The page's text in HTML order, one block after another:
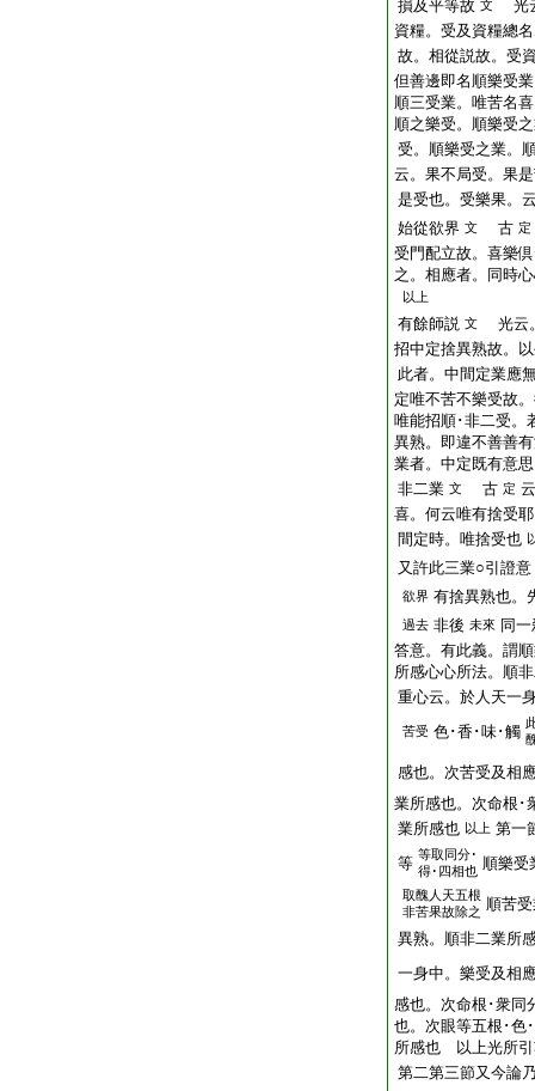
損及平等故 文
光
資糧。受及資糧總
故。相從説故。受
但善邊即名順樂受
順三受業。唯苦名
順之樂受。順樂受
受。順樂受之業。
云。果不局受。果
是受也。受樂果。
始從欲界 文 古 定
受門配立故。喜樂
之。相應者。同時
以上
有餘師説 文
光云
招中定捨異熟故。
此者。中間定業應
定唯不苦不樂受故
唯能招順･非二受。
異熟。即違不善善
業者。中定既有意
非二業 文 古 定
喜。何云唯有捨受
間定時。唯捨受也
又許此三業○引證意
欲界 有捨異熟也。
過去 非後 未來 同
答意。有此義。謂
所感心心所法。順
重心云。於人天一
苦受 色･香･味･觸
感也。次苦受及相
業所感也。次命根･
業所感也 以上 第一
等 等取同分･
得･四相也 順樂受
取醜人天五根
非苦果故除之 順苦
異熟。順非二業所
一身中。樂受及相
感也。次命根･衆同
也。次眼等五根･色
所感也 以上光所引
第二第三節又今論